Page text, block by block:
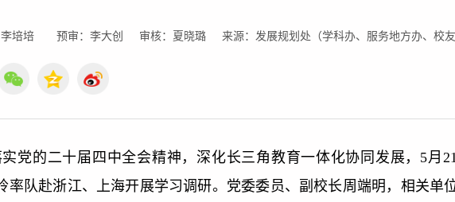
培培 预审：李大创 审核：夏晓璐 来源：发展规划处（学科办、服务地方办、校
党的二十届四中全会精神，深化长三角教育一体化协同发展，5月
率队赴浙江、上海开展学习调研。党委委员、副校长周端明，相关单